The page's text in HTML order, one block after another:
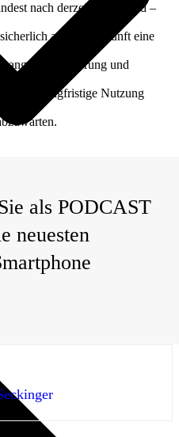
nach derzeitigem Stand –
auch in Zukunft eine
und
auf langfristige Nutzung
als PODCAST
neuesten